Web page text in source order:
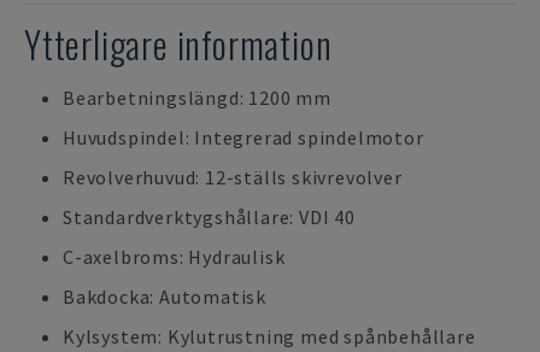
Ytterligare information
Bearbetningslängd: 1200 mm
Huvudspindel: Integrerad spindelmotor
Revolverhuvud: 12-ställs skivrevolver
Standardverktygshållare: VDI 40
C-axelbroms: Hydraulisk
Bakdocka: Automatisk
Kylsystem: Kylutrustning med spånbehållare